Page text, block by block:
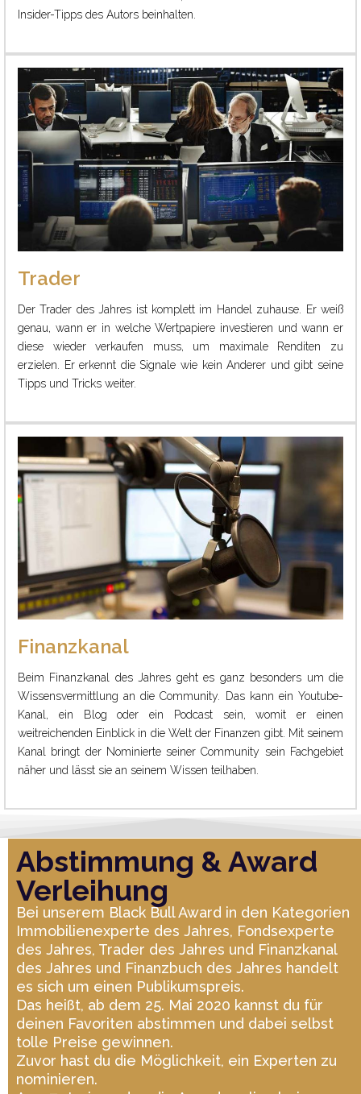
Insider-Tipps des Autors beinhalten.
Trader
Der Trader des Jahres ist komplett im Handel zuhause. Er weiß
genau, wann er in welche Wertpapiere investieren und wann er
diese wieder verkaufen muss, um maximale Renditen zu
erzielen. Er erkennt die Signale wie kein Anderer und gibt seine
Tipps und Tricks weiter.
Finanzkanal
Beim Finanzkanal des Jahres geht es ganz besonders um die
Wissensvermittlung an die Community. Das kann ein Youtube-
Kanal, ein Blog oder ein Podcast sein, womit er einen
weitreichenden Einblick in die Welt der Finanzen gibt. Mit seinem
Kanal bringt der Nominierte seiner Community sein Fachgebiet
näher und lässt sie an seinem Wissen teilhaben.
Abstimmung & Award
Verleihung
Bei unserem Black Bull Award in den Kategorien
Immobilienexperte des Jahres, Fondsexperte
des Jahres, Trader des Jahres und Finanzkanal
des Jahres und Finanzbuch des Jahres handelt
es sich um einen Publikumspreis.
Das heißt, ab dem 25. Mai 2020 kannst du für
deinen Favoriten abstimmen und dabei selbst
tolle Preise gewinnen.
Zuvor hast du die Möglichkeit, ein Experten zu
nominieren.